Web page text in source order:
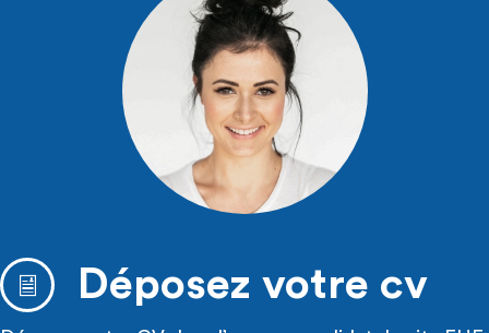
Déposez votre cv